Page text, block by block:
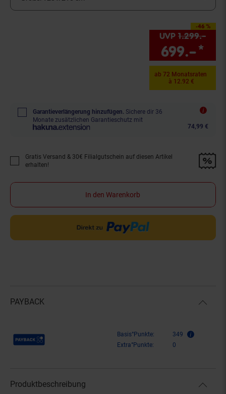
-46 %
Sie Sparen 46 Prozent,
UVP 1.299.–
699.–*
ab 72 Monatsraten
à 12.92 €
Garantieverlängerung hinzufügen. Sichere dir 36
Monate zusätzlichen Garantieschutz mit
74,99 €
Promotion "Gratis Versand &amp; 30€ Filialgutschein auf diesen Artikel
Gratis Versand & 30€ Filialgutschein auf diesen Artikel
erhalten!
In den Warenkorb
PAYBACK
Payback Punkte Basis°Punkte:
349
Extra°Punkte:
0
Produktbeschreibung